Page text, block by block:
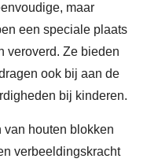
maar
een speciale plaats
veroverd. Ze bieden
ook bij aan de
bij kinderen.
van houten blokken
verbeeldingskracht